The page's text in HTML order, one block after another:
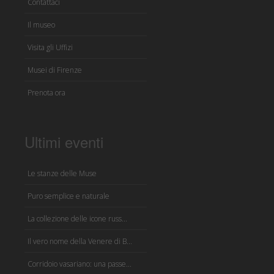
Contattaci
Il museo
Visita gli Uffizi
Musei di Firenze
Prenota ora
Ultimi eventi
Le stanze delle Muse
Puro semplice e naturale
La collezione delle icone russ...
Il vero nome della Venere di B...
Corridoio vasariano: una passe...